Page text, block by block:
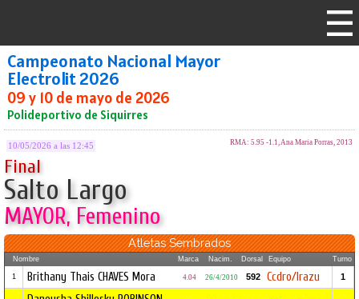
Campeonato Nacional Mayor
Electrolit 2026
09 y 10 de mayo de 2026
Polideportivo de Siquirres
10/05/2026 a las 12:45 RMA: 5.95 -1.1, Ana Maria Porras, 2013
Final
Salto Largo
MAYOR, Femenino
Atletas Sembrados
Nombre Marca Nacim. Dorsal Equipo Turno
1 Brithany Thais CHAVES Mora 4.04 26/4/2010 592 Ccdro/Irazu 1